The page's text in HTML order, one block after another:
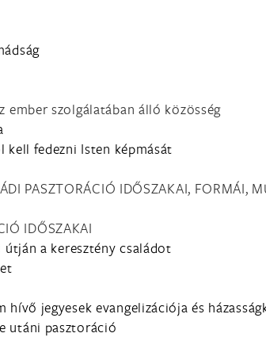
ember szolgálatában álló közösség
fedezni Isten képmását
PASZTORÁCIÓ IDŐSZAKAI, FORMÁI,
IDŐSZAKAI
útján a keresztény családot
hívő jegyesek evangelizációja és
utáni pasztoráció